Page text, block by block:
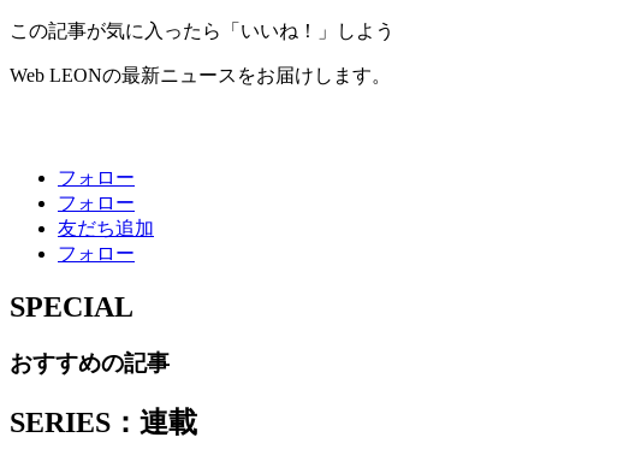
この記事が気に入ったら「いいね！」しよう
Web LEONの最新ニュースをお届けします。
フォロー
フォロー
友だち追加
フォロー
SPECIAL
おすすめの記事
SERIES：連載